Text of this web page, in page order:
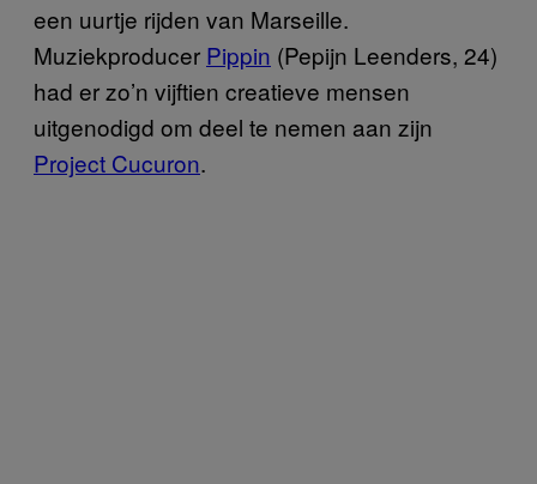
een uurtje rijden van Marseille.
Muziekproducer Pippin (Pepijn Leenders, 24)
had er zo’n vijftien creatieve mensen
uitgenodigd om deel te nemen aan zijn
Project Cucuron.